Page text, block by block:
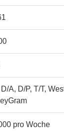
D/A, D/P, T/T,
pro Woche